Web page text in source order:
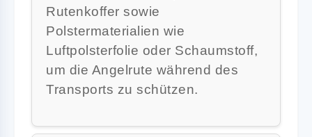
Rutenkoffer sowie
Polstermaterialien wie
Luftpolsterfolie oder Schaumstoff,
um die Angelrute während des
Transports zu schützen.